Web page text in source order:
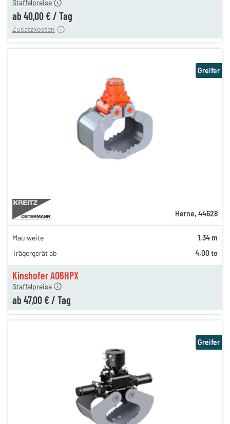
Staffelpreise
ab 40,00 € / Tag
12,00 €
Zusatzkosten
Kinshofer A06HPX
83,00 €
77,00 €
Staffelpreise
ab 47,00 € / Tag
Greifer
Herne, 44628
Maulweite
1,34 m
Trägergerät ab
4,00 to
Greifer